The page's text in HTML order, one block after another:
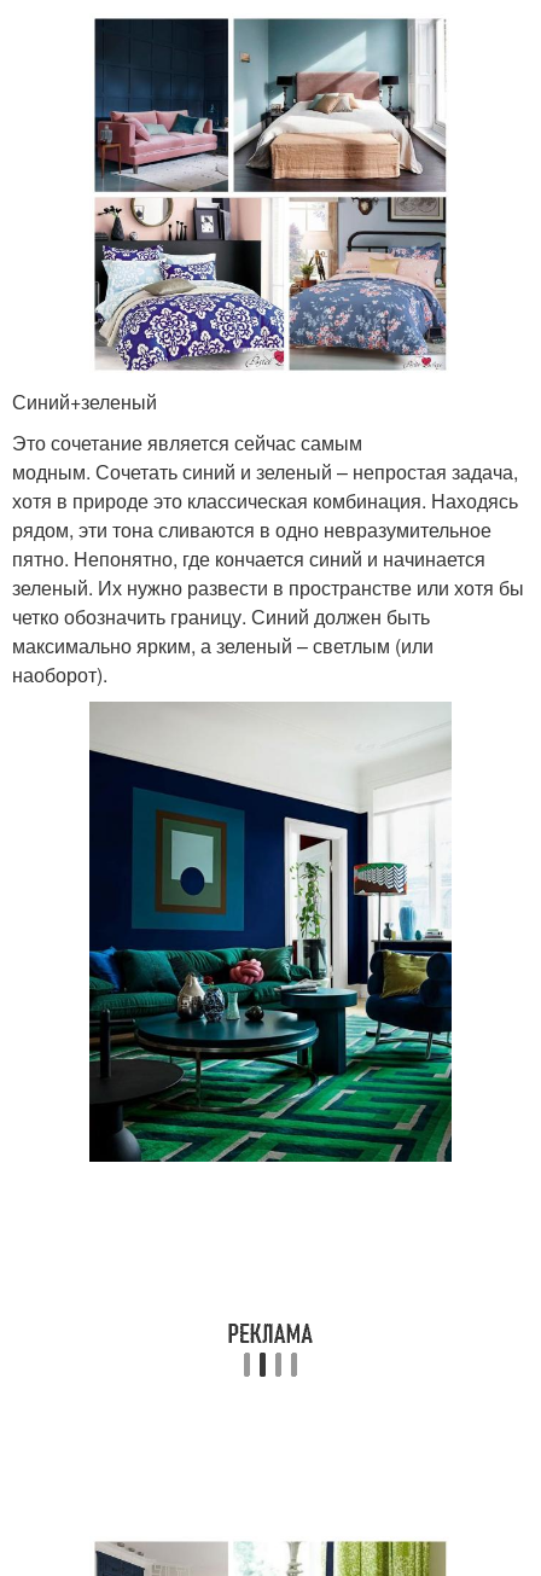
Синий+зеленый
Это сочетание является сейчас самым
модным. Сочетать синий и зеленый – непростая задача,
хотя в природе это классическая комбинация. Находясь
рядом, эти тона сливаются в одно невразумительное
пятно. Непонятно, где кончается синий и начинается
зеленый. Их нужно развести в пространстве или хотя бы
четко обозначить границу. Синий должен быть
максимально ярким, а зеленый – светлым (или
наоборот).